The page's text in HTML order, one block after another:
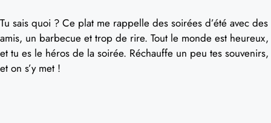
Tu sais quoi ? Ce plat me rappelle des soirées d’été avec des
amis, un barbecue et trop de rire. Tout le monde est heureux,
et tu es le héros de la soirée. Réchauffe un peu tes souvenirs,
et on s’y met !